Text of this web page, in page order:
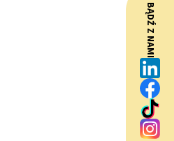
BĄDŹ Z NAMI